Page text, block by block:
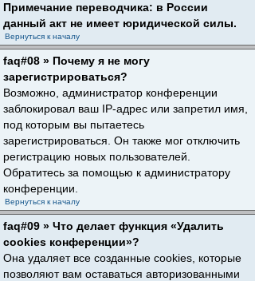
Примечание переводчика: в России
данный акт не имеет юридической силы.
Вернуться к началу
faq#08 » Почему я не могу
зарегистрироваться?
Возможно, администратор конференции
заблокировал ваш IP-адрес или запретил имя,
под которым вы пытаетесь
зарегистрироваться. Он также мог отключить
регистрацию новых пользователей.
Обратитесь за помощью к администратору
конференции.
Вернуться к началу
faq#09 » Что делает функция «Удалить
cookies конференции»?
Она удаляет все созданные cookies, которые
позволяют вам оставаться авторизованными